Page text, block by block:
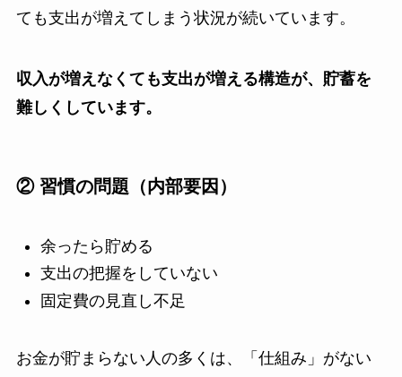
ても支出が増えてしまう状況が続いています。
収入が増えなくても支出が増える構造が、貯蓄を
難しくしています。
② 習慣の問題（内部要因）
余ったら貯める
支出の把握をしていない
固定費の見直し不足
お金が貯まらない人の多くは、「仕組み」がない